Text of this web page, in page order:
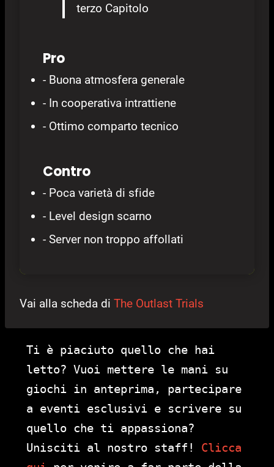
terzo Capitolo
Pro
- Buona atmosfera generale
- In cooperativa intrattiene
- Ottimo comparto tecnico
Contro
- Poca varietà di sfide
- Level design scarno
- Server non troppo affollati
Vai alla scheda di The Outlast Trials
Ti è piaciuto quello che hai
letto? Vuoi mettere le mani su
giochi in anteprima, partecipare
a eventi esclusivi e scrivere su
quello che ti appassiona?
Unisciti al nostro staff! Clicca